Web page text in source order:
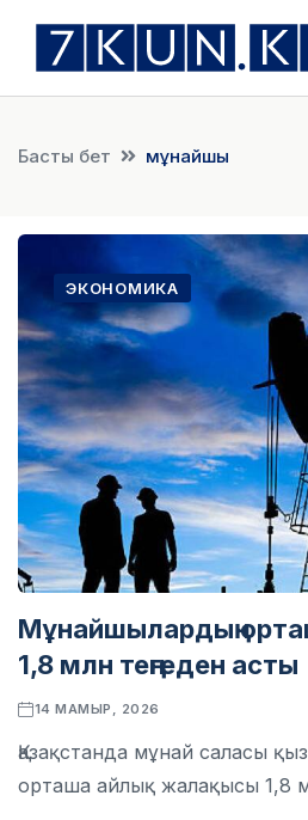
Басты бет мұнайшы
ЭКОНОМИКА
Мұнайшылардың
1,8 млн теңгеден асты
14 МАМЫР, 2026
Қазақстанда мұнай саласы
орташа айлық жалақысы 1,8